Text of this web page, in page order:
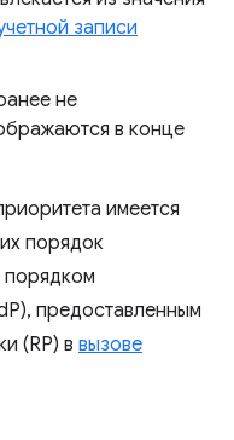
записи
не
в конце
имеется
порядок
порядком
предоставленным
(RP) в вызове